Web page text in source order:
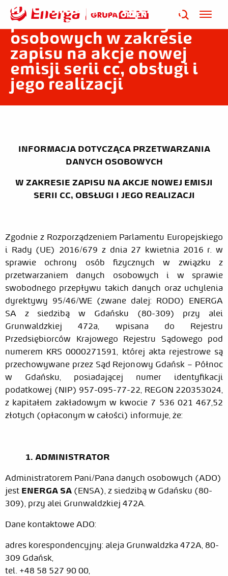
Informacja dotycząca
przetwarzania danych
osobowych w zakresie
zapisu na akcje nowej
emisji serii cc, obsługi i
jego realizacji
INFORMACJA DOTYCZĄCA PRZETWARZANIA
DANYCH OSOBOWYCH
W ZAKRESIE ZAPISU NA AKCJE NOWEJ EMISJI
SERII CC, OBSŁUGI I JEGO REALIZACJI
Zgodnie z Rozporządzeniem Parlamentu Europejskiego
i Rady (UE) 2016/679 z dnia 27 kwietnia 2016 r. w
sprawie ochrony osób fizycznych w związku z
przetwarzaniem danych osobowych i w sprawie
swobodnego przepływu takich danych oraz uchylenia
dyrektywy 95/46/WE (zwane dalej: RODO) ENERGA
SA z siedzibą w Gdańsku (80-309) przy alei
Grunwaldzkiej 472a, wpisana do Rejestru
Przedsiębiorców Krajowego Rejestru Sądowego pod
numerem KRS 0000271591, której akta rejestrowe są
przechowywane przez Sąd Rejonowy Gdańsk – Północ
w Gdańsku, posiadającej numer identyfikacji
podatkowej (NIP) 957-095-77-22, REGON 220353024,
z kapitałem zakładowym w kwocie 7 536 021 467,52
złotych (opłaconym w całości) informuje, że:
1. ADMINISTRATOR
Administratorem Pani/Pana danych osobowych (ADO)
jest ENERGA SA (ENSA), z siedzibą w Gdańsku (80-
309), przy alei Grunwaldzkiej 472A.
Dane kontaktowe ADO:
adres korespondencyjny: aleja Grunwaldzka 472A, 80-
309 Gdańsk,
tel. +48 58 527 90 00,